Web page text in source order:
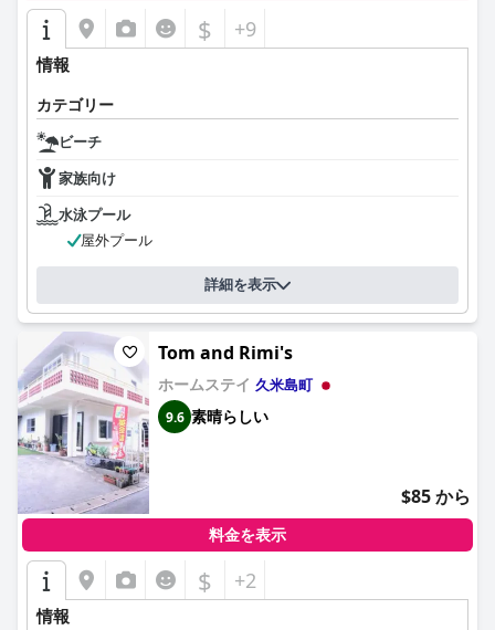
$ +9
情報
カテゴリー
ビーチ
家族向け
水泳プール
屋外プール
詳細を表示
Tom and Rimi's
ホームステイ 久米島町
9.6 素晴らしい
$85 から
料金を表示
$ +2
情報